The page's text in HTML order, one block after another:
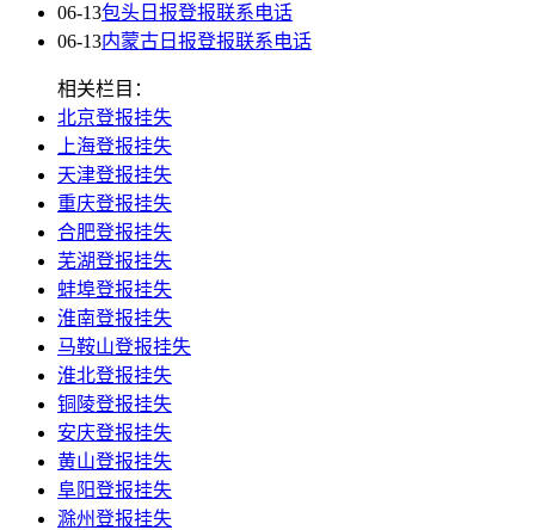
06-13包头日报登报联系电话
06-13内蒙古日报登报联系电话
相关栏目：
北京登报挂失
上海登报挂失
天津登报挂失
重庆登报挂失
合肥登报挂失
芜湖登报挂失
蚌埠登报挂失
淮南登报挂失
马鞍山登报挂失
淮北登报挂失
铜陵登报挂失
安庆登报挂失
黄山登报挂失
阜阳登报挂失
滁州登报挂失